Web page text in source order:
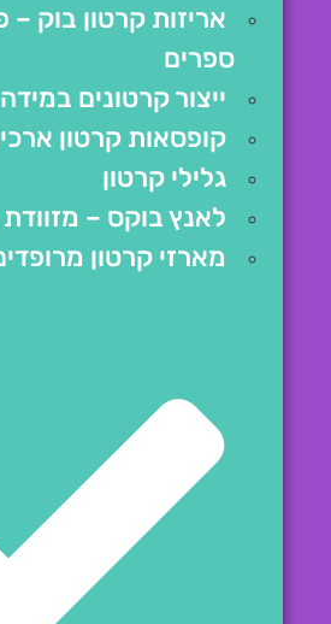
אריזות קרטון בוק –
ספרים
ייצור קרטונים במידה
קופסאות קרטון ארכיון
גלילי קרטון
לאנץ בוקס – מזוודת
מארזי קרטון